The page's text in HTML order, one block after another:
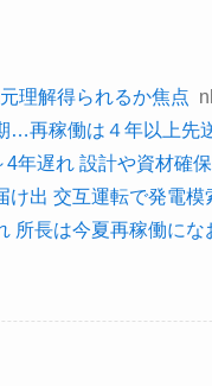
理解得られるか焦点
…再稼働は４年以上先
年遅れ 設計や資材確
出 交互運転で発電模
所長は今夏再稼働にな